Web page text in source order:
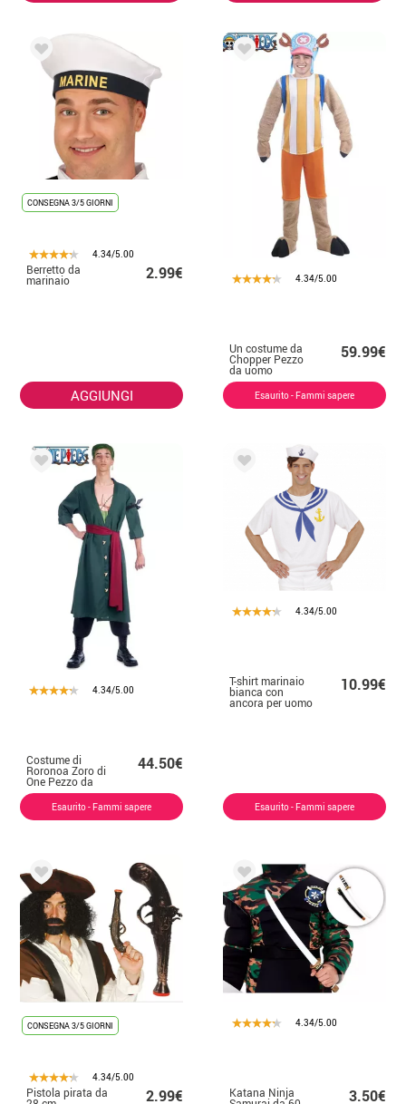
CONSEGNA 3/5 GIORNI
4.34/5.00
Berretto da
marinaio 2.99€
AGGIUNGI
4.34/5.00
Un costume da
Chopper Pezzo
da uomo
59.99€
Esaurito - Fammi sapere
4.34/5.00
Costume di
Roronoa Zoro di
One Pezzo da
uomo
44.50€
Esaurito - Fammi sapere
4.34/5.00
T-shirt marinaio
bianca con
ancora per uomo
10.99€
Esaurito - Fammi sapere
CONSEGNA 3/5 GIORNI
4.34/5.00
Pistola pirata da 2.99€
4.34/5.00
Katana Ninja 3.50€